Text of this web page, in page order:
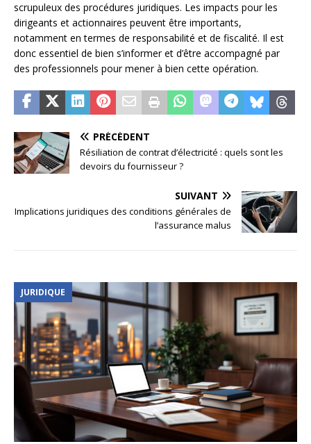
scrupuleux des procédures juridiques. Les impacts pour les
dirigeants et actionnaires peuvent être importants,
notamment en termes de responsabilité et de fiscalité. Il est
donc essentiel de bien s’informer et d’être accompagné par
des professionnels pour mener à bien cette opération.
PRÉCÉDENT
Résiliation de contrat d’électricité : quels sont les
devoirs du fournisseur ?
SUIVANT
Implications juridiques des conditions générales de
l’assurance malus
JURIDIQUE